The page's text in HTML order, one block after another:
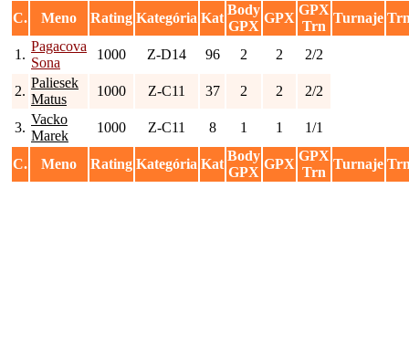
C.
Meno Rating Kategória Kat
Body
GPX
GPX
GPX
Trn
Turnaje
1.
Pagacova
Sona
1000 Z-D14 96 2 2 2/2
2.
Paliesek
Matus
1000 Z-C11 37 2 2 2/2
3.
Vacko
Marek
1000 Z-C11 8 1 1 1/1
C. Meno Rating Kategória Kat
Body
GPX
GPX
GPX
Trn
Turnaje